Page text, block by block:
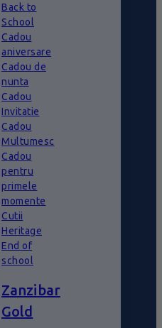
Back to
School
Cadou
aniversare
Cadou de
nunta
Cadou
Invitatie
Cadou
Multumesc
Cadou
pentru
primele
momente
Cutii
Heritage
End of
school
Zanzibar
Gold